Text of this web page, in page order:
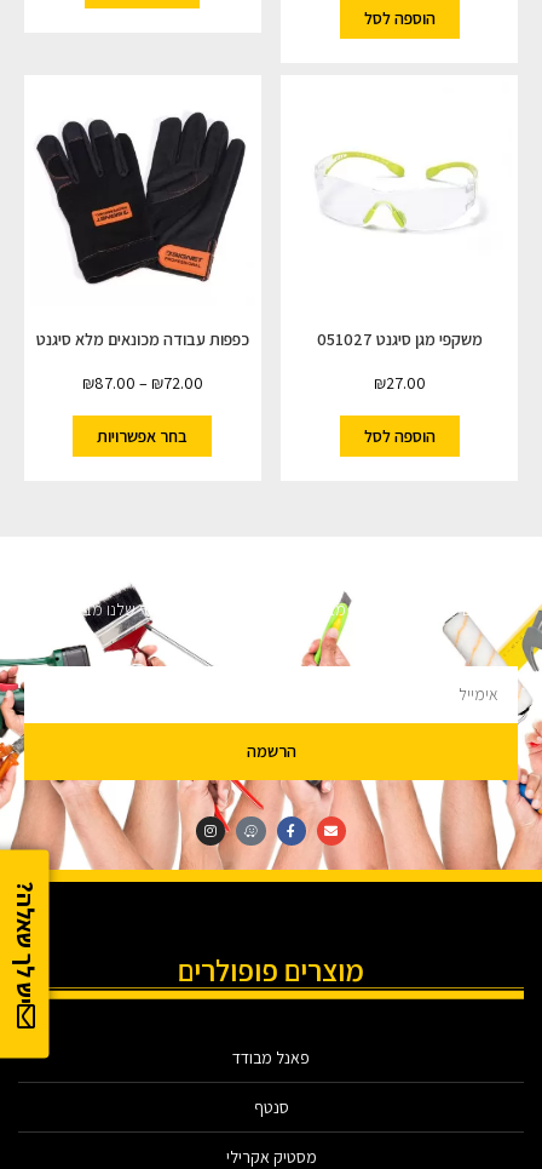
יש לך שאלה?
הוספה לסל
משקפי מגן סיגנט 051027
₪27.00
הוספה לסל
כפפות עבודה מכונאים מלא סיגנט
₪72.00
–
₪87.00
בחר אפשרויות
השארו מעודכנים
מעוניינים לקבל עדכונים על מבצעים והנחות הירשמו לניוזלטר שלנו מבטיחים לא
הרשמה
מוצרים פופולרים
פאנל מבודד
סנטף
מסטיק אקרילי